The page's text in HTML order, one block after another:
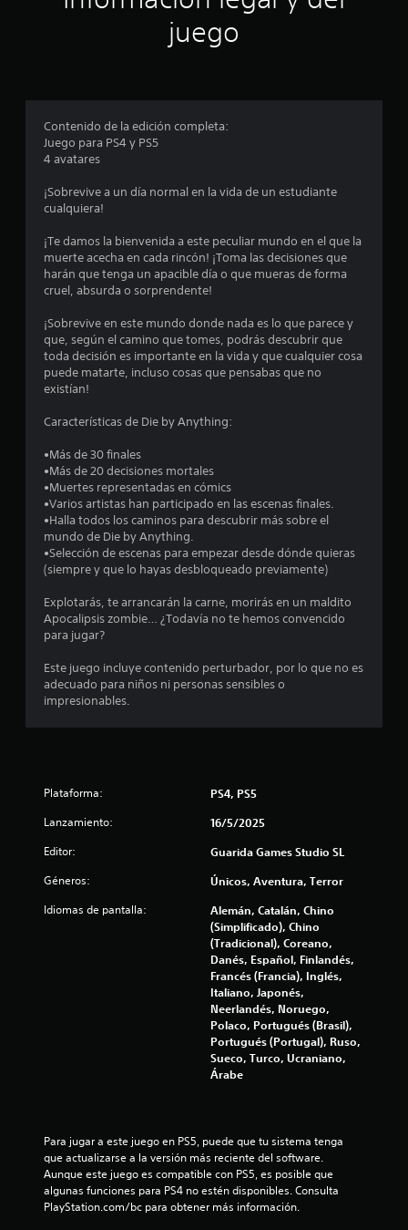
o
r
e
l
3
8
a
i
c
i
o
n
e
s
juego
Contenido de la edición completa:
Juego para PS4 y PS5
4 avatares
¡Sobrevive a un día normal en la vida de un estudiante
cualquiera!
¡Te damos la bienvenida a este peculiar mundo en el que la
muerte acecha en cada rincón! ¡Toma las decisiones que
harán que tenga un apacible día o que mueras de forma
cruel, absurda o sorprendente!
¡Sobrevive en este mundo donde nada es lo que parece y
que, según el camino que tomes, podrás descubrir que
toda decisión es importante en la vida y que cualquier cosa
puede matarte, incluso cosas que pensabas que no
existían!
Características de Die by Anything:
•Más de 30 finales
•Más de 20 decisiones mortales
•Muertes representadas en cómics
•Varios artistas han participado en las escenas finales.
•Halla todos los caminos para descubrir más sobre el
mundo de Die by Anything.
•Selección de escenas para empezar desde dónde quieras
(siempre y que lo hayas desbloqueado previamente)
Explotarás, te arrancarán la carne, morirás en un maldito
Apocalipsis zombie… ¿Todavía no te hemos convencido
para jugar?
Este juego incluye contenido perturbador, por lo que no es
adecuado para niños ni personas sensibles o
impresionables.
Plataforma: PS4, PS5
Lanzamiento: 16/5/2025
Editor: Guarida Games Studio SL
Géneros: Únicos, Aventura, Terror
Idiomas de pantalla:
Alemán, Catalán, Chino
(Simplificado), Chino
(Tradicional), Coreano,
Danés, Español, Finlandés,
Francés (Francia), Inglés,
Italiano, Japonés,
Neerlandés, Noruego,
Polaco, Portugués (Brasil),
Portugués (Portugal), Ruso,
Sueco, Turco, Ucraniano,
Árabe
Para jugar a este juego en PS5, puede que tu sistema tenga
que actualizarse a la versión más reciente del software.
Aunque este juego es compatible con PS5, es posible que
algunas funciones para PS4 no estén disponibles. Consulta
PlayStation.com/bc para obtener más información.